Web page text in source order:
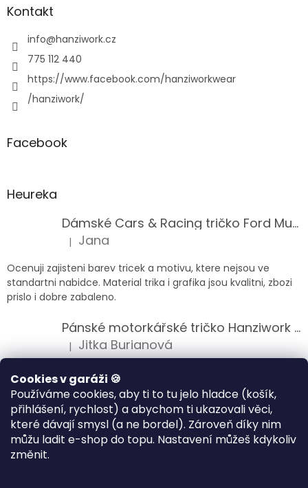
Cookies v garáži 🍪
Používáme cookies, aby ti to tu jelo hladce (košík,
přihlášení, rychlost) a abychom ti ukazovali věci,
které dávají smysl (a ne bordel). Zároveň díky nim
můžu ladit e-shop do topu. Nastavení můžeš kdykoliv
změnit.
Kontakt
info@hanziwork.cz
775 112 440
https://www.facebook.com/hanziworkwear
/hanziwork/
Facebook
Heureka
Dámské Cars & Racing tričko Ford Mustang 5. generace
Hodnocení produktu je 5 z 5 hvězdiček.
| Jana
Ocenuji zajisteni barev tricek a motivu, ktere nejsou ve
standartni nabidce. Material trika i grafika jsou kvalitni, zbozi
prislo i dobre zabaleno.
Pánské motorkářské tričko Hanziwork Custom Bobber
Hodnocení produktu je 5 z 5 hvězdiček.
| Jitka Burianová
Splnil očekávání na jedničku
Hodnocení produktu je 5 z 5 hvězdiček.
| Klára Musilová
Jsem velice spokojena, velmi kvalitni zbozi.